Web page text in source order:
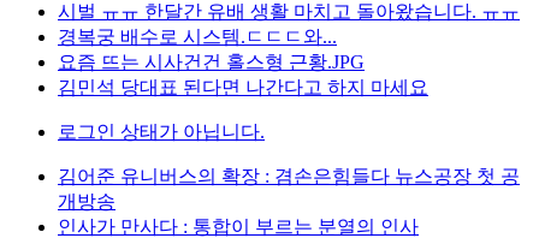
시벌 ㅠㅠ 한달간 유배 생활 마치고 돌아왔습니다. ㅠㅠ
경복궁 배수로 시스템.ㄷㄷㄷ와...
요즘 뜨는 시사건건 홀스형 근황.JPG
김민석 당대표 된다면 나간다고 하지 마세요
로그인 상태가 아닙니다.
김어준 유니버스의 확장 : 겸손은힘들다 뉴스공장 첫 공
개방송
인사가 만사다 : 통합이 부르는 분열의 인사